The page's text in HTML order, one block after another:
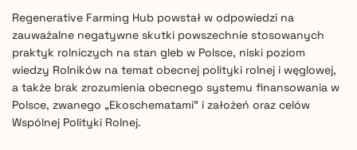
Regenerative Farming Hub powstał ​w odpowiedzi na
zauważalne negatywne skutki powszechnie stosowanych
praktyk rolniczych na stan gleb w Polsce, niski poziom
wiedzy Rolników na temat obecnej polityki rolnej i węglowej,
a także brak zrozumienia obecnego systemu finansowania w
Polsce, zwanego „Ekoschematami” i założeń oraz celów
Wspólnej Polityki Rolnej.